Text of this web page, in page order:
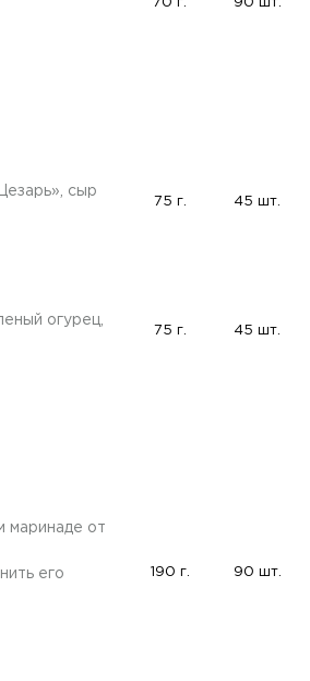
сыр
75 г. 45 шт.
огурец,
75 г. 45 шт.
маринаде от
его
190 г. 90 шт.